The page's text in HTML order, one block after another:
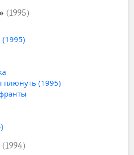
(1995)
(1995)
(1995)
(1994)